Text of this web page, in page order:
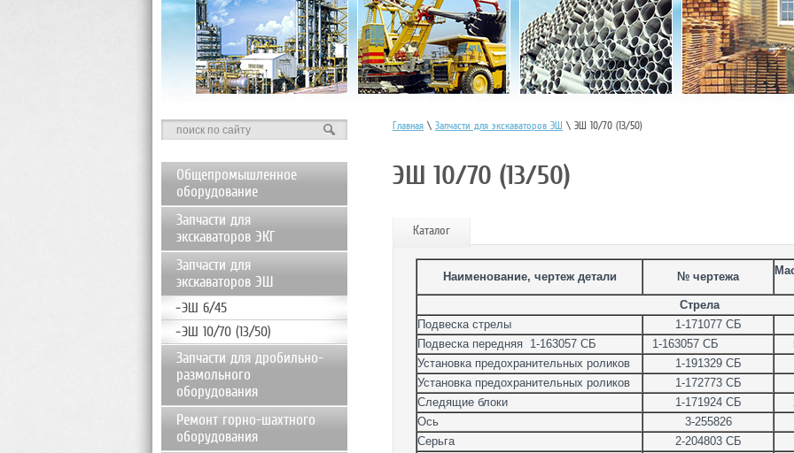
Главная \ Запчасти для экскаваторов ЭШ \ ЭШ 10/70 (13/50)
ЭШ 10/70 (13/50)
Каталог
Наименование, чертеж детали № чертежа
Стрела
Подвеска стрелы
1-171077 СБ
Подвеска передняя 1-163057 СБ
1-163057 СБ
Установка предохранительных роликов
1-191329 СБ
Установка предохранительных роликов
1-172773 СБ
Следящие блоки
1-171924 СБ
Ось
3-255826
Серьга
2-204803 СБ
Общепромышленное
оборудование
Запчасти для
экскаваторов ЭКГ
Запчасти для
экскаваторов ЭШ
ЭШ 6/45
ЭШ 10/70 (13/50)
Запчасти для дробильно-
размольного
оборудования
Ремонт горно-шахтного
оборудования